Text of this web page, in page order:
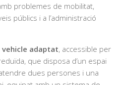
problemes de mobilitat,
públics i a l’administració
vehicle adaptat, accessible per
que disposa d’un espai
dues persones i una